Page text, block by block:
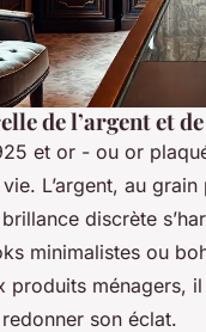
de l’argent et
et or - ou or
L’argent, au
discrète
minimalistes ou
produits ménagers,
son éclat.